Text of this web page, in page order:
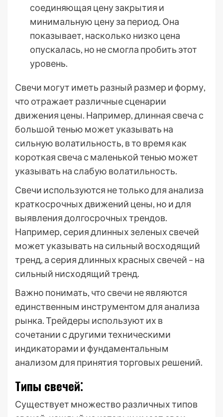
соединяющая цену закрытия и
минимальную цену за период. Она
показывает, насколько низко цена
опускалась, но не смогла пробить этот
уровень.
Свечи могут иметь разный размер и форму,
что отражает различные сценарии
движения цены. Например, длинная свеча с
большой тенью может указывать на
сильную волатильность, в то время как
короткая свеча с маленькой тенью может
указывать на слабую волатильность.
Свечи используются не только для анализа
краткосрочных движений цены, но и для
выявления долгосрочных трендов.
Например, серия длинных зеленых свечей
может указывать на сильный восходящий
тренд, а серия длинных красных свечей – на
сильный нисходящий тренд.
Важно понимать, что свечи не являются
единственным инструментом для анализа
рынка. Трейдеры используют их в
сочетании с другими техническими
индикаторами и фундаментальным
анализом для принятия торговых решений.
Типы свечей⁚
Существует множество различных типов